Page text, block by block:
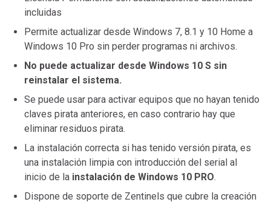
incluidas
Permite actualizar desde Windows 7, 8.1 y 10 Home a
Windows 10 Pro sin perder programas ni archivos.
No puede actualizar desde Windows 10 S sin
reinstalar el sistema.
Se puede usar para activar equipos que no hayan tenido
claves pirata anteriores, en caso contrario hay que
eliminar residuos pirata.
La instalación correcta si has tenido versión pirata, es
una instalación limpia con introducción del serial al
inicio de la instalación de Windows 10 PRO.
Dispone de soporte de Zentinels que cubre la creación